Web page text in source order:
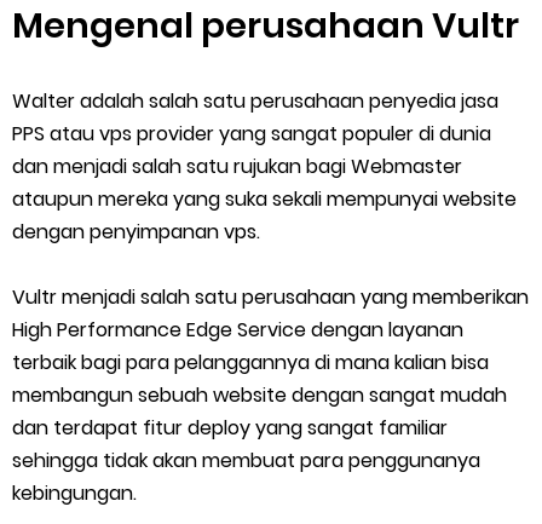
Server Gojek Terbaru dan IP Server GoPartner Gojek
Mengenal perusahaan Vultr
Walter adalah salah satu perusahaan penyedia jasa
PPS atau vps provider yang sangat populer di dunia
dan menjadi salah satu rujukan bagi Webmaster
ataupun mereka yang suka sekali mempunyai website
dengan penyimpanan vps.
Vultr menjadi salah satu perusahaan yang memberikan
High Performance Edge Service dengan layanan
terbaik bagi para pelanggannya di mana kalian bisa
membangun sebuah website dengan sangat mudah
dan terdapat fitur deploy yang sangat familiar
sehingga tidak akan membuat para penggunanya
kebingungan.